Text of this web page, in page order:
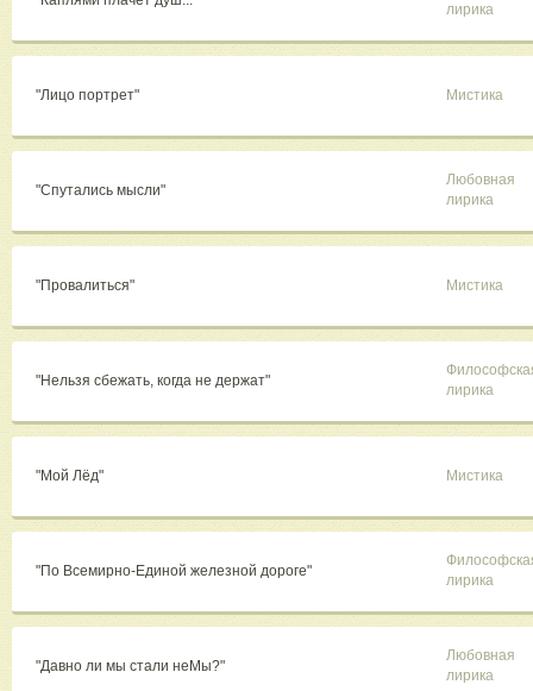
лирика
"Лицо портрет" Мистика
"Спутались мысли"
Любовная
лирика
"Провалиться" Мистика
"Нельзя сбежать, когда не держат"
лирика
"Мой Лёд" Мистика
"По Всемирно-Единой железной дороге"
лирика
"Давно ли мы стали неМы?"
Любовная
лирика